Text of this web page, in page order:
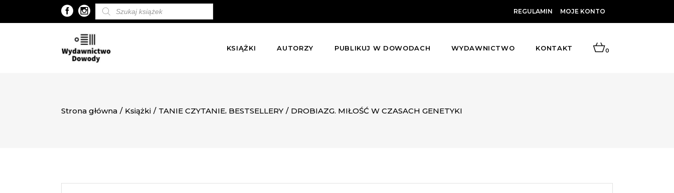
Wyszukiwarka
produktów
REGULAMIN MOJE KONTO
KSIĄŻKI AUTORZY PUBLIKUJ W DOWODACH WYDAWNICTWO KONTAKT 0
Strona główna / Książki / TANIE CZYTANIE, BESTSELLERY / DROBIAZG. MIŁOŚĆ W CZASACH GENETYKI